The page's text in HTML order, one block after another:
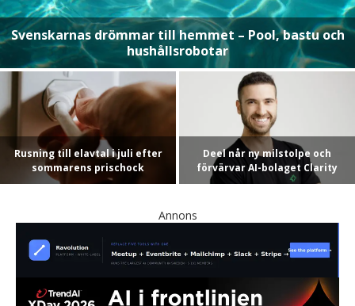
Redovisningsbyrån i Hallstahammar AB personlig
ekonomipartner med lång erfarenhet och stort
engagemang
Höstens spaning: sommaren
2026 lämnar sitt avtryck i
svenska krypgrunder
Litium passerar 100 miljoner i
ARR – ett kvitto på att B2B-
handeln...
Annons